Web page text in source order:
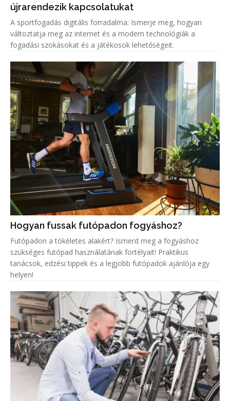
újrarendezik kapcsolatukat
A sportfogadás digitális forradalma: Ismerje meg, hogyan
változtatja meg az internet és a modern technológiák a
fogadási szokásokat és a játékosok lehetőségeit.
Hogyan fussak futópadon fogyáshoz?
Futópadon a tökéletes alakért? Ismerd meg a fogyáshoz
szükséges futópad használatának fortélyait! Praktikus
tanácsok, edzési tippek és a legjobb futópadok ajánlója egy
helyen!